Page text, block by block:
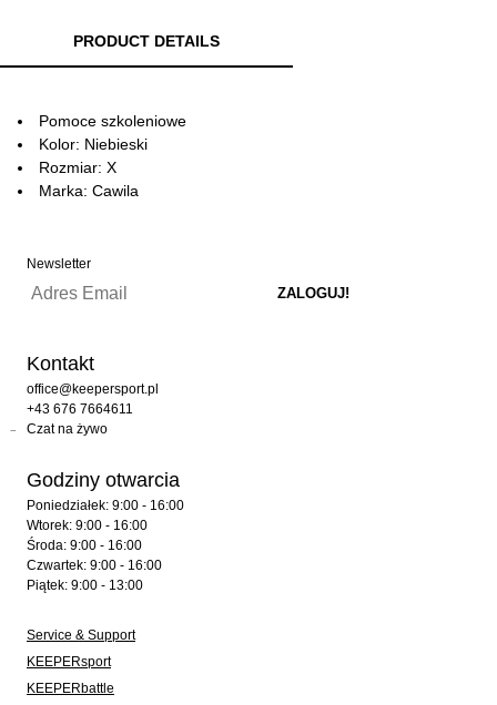
PRODUCT DETAILS
Pomoce szkoleniowe
Kolor: Niebieski
Rozmiar: X
Marka: Cawila
Newsletter
Kontakt
office@keepersport.pl
+43 676 7664611
Czat na żywo
Godziny otwarcia
Poniedziałek: 9:00 - 16:00
Wtorek: 9:00 - 16:00
Środa: 9:00 - 16:00
Czwartek: 9:00 - 16:00
Piątek: 9:00 - 13:00
Service & Support
KEEPERsport
KEEPERbattle